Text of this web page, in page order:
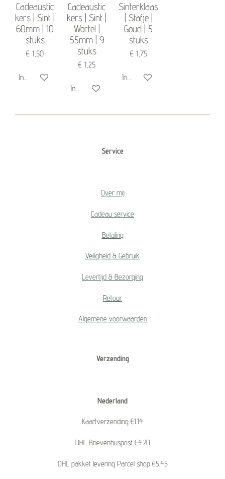
Cadeaustic
kers | Sint |
60mm | 10
stuks
€ 1,50
In winkelwagen
Cadeaustic
kers | Sint |
Wortel |
55mm | 9
stuks
€ 1,25
In winkelwagen
Sinterklaas
| Stafje |
Goud | 5
stuks
€ 1,75
In winkelwagen
Service
Over mij
Cadeau service
Betaling
Veiligheid & Gebruik
Levertijd & Bezorging
Retour
Algemene voorwaarden
Verzending
Nederland
Kaartverzending €1.14
DHL Brievenbuspost €4.20
DHL pakket levering Parcel shop €5.45